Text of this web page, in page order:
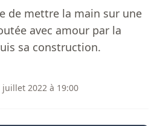
de mettre la main sur une
avec amour par la
sa construction.
2022 à 19:00